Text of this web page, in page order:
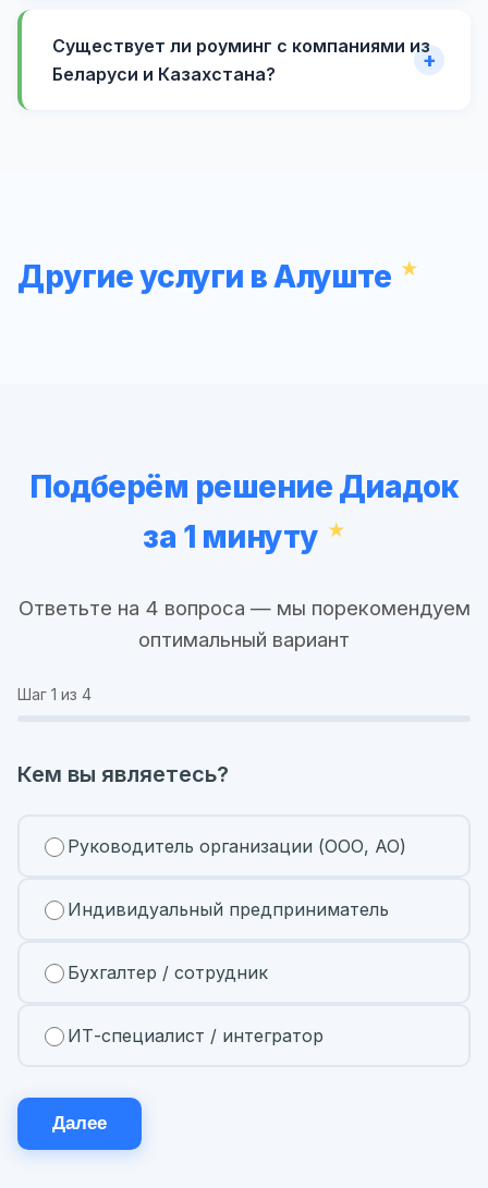
Существует ли роуминг с компаниями из
Беларуси и Казахстана?
Другие услуги в Алуште
Подберём решение Диадок
за 1 минуту
Ответьте на 4 вопроса — мы порекомендуем
оптимальный вариант
Шаг 1 из 4
Кем вы являетесь?
Руководитель организации (ООО, АО)
Индивидуальный предприниматель
Бухгалтер / сотрудник
ИТ-специалист / интегратор
Далее